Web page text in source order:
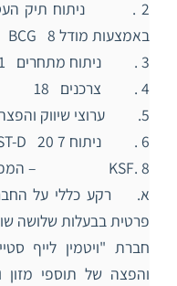
2 . ניתוח תיק
באמצעות מודל BCG 8
3 . ניתוח מתחרים 11
4 . צרכנים 18
5. ערוצי שיווק והפצה 19
6 . ניתוח PEST-D 20 7. חסמי כניסה ויציאה 20
8 .KSF – המפתח להצלחה 22
א. רקע כללי על
פרטית בבעלות שלושה
חברת "ויטמין לייף
והפצה של תוספי מזון